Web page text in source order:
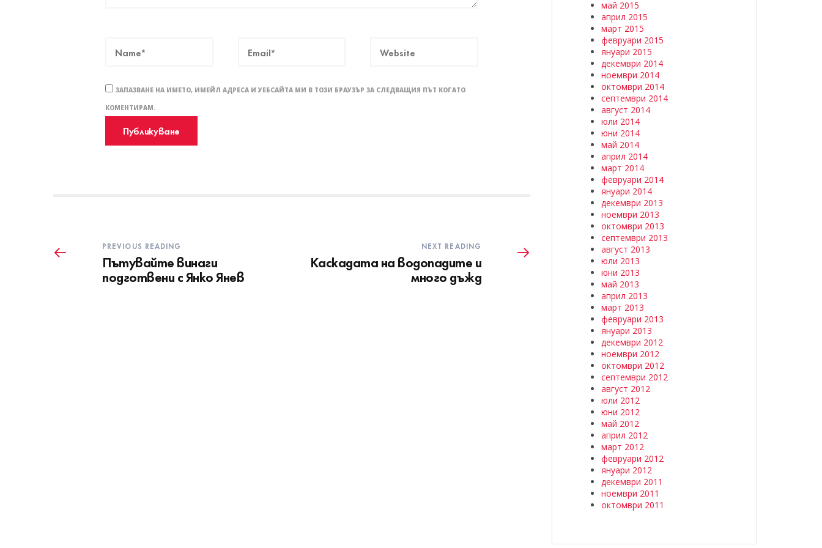
ЗАПАЗВАНЕ НА ИМЕТО, ИМЕЙЛ АДРЕСА И УЕБСАЙТА МИ В ТОЗИ БРАУЗЪР ЗА СЛЕДВАЩИЯ ПЪТ КОГАТО
КОМЕНТИРАМ.
PREVIOUS READING
Пътувайте винаги
подготвени с Янко Янев
NEXT READING
Каскадата на водопадите и
много дъжд
май 2015
април 2015
март 2015
февруари 2015
януари 2015
декември 2014
ноември 2014
октомври 2014
септември 2014
август 2014
юли 2014
юни 2014
май 2014
април 2014
март 2014
февруари 2014
януари 2014
декември 2013
ноември 2013
октомври 2013
септември 2013
август 2013
юли 2013
юни 2013
май 2013
април 2013
март 2013
февруари 2013
януари 2013
декември 2012
ноември 2012
октомври 2012
септември 2012
август 2012
юли 2012
юни 2012
май 2012
април 2012
март 2012
февруари 2012
януари 2012
декември 2011
ноември 2011
октомври 2011